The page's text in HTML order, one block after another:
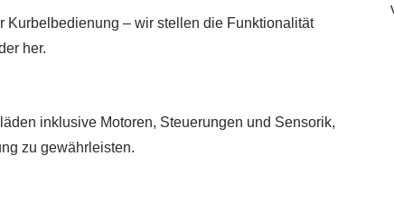
Kurbelbedienung – wir stellen die Funktionalität
her.
inklusive Motoren, Steuerungen und Sensorik,
zu gewährleisten.